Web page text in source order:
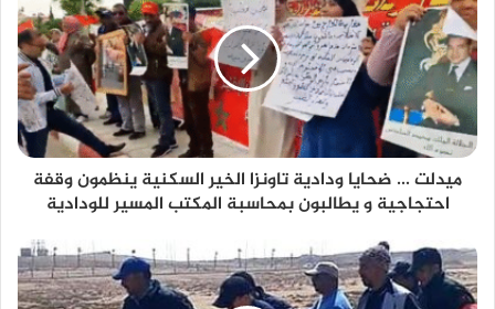
ميدلت ... ضحايا ودادية تاونزا الخير السكنية ينظمون وقفة
احتجاجية و يطالبون بمحاسبة المكتب المسير للودادية